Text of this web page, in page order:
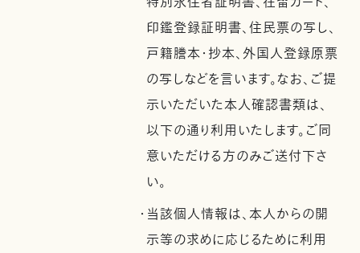
印鑑登録証明書、住民票の写し、
戸籍謄本・抄本、外国人登録原票
の写しなどを言います。なお、ご提
示いただいた本人確認書類は、
以下の通り利用いたします。ご同
意いただける方のみご送付下さ
い。
・当該個人情報は、本人からの開
示等の求めに応じるために利用